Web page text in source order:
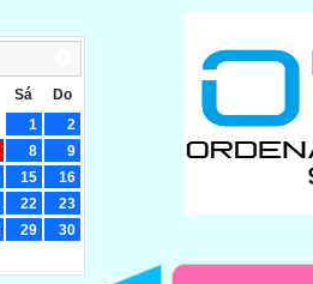
Sá
Do
1
2
8
9
15
16
22
23
29
30